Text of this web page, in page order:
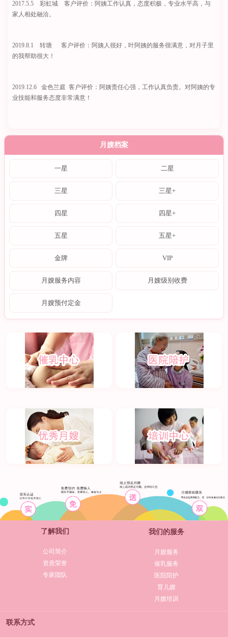
2017.5.5 彩虹城 客户评价：阿姨工作认真，态度积极，专业水平高，与
家人相处融洽。
2019.8.1 转塘 客户评价：阿姨人很好，叶阿姨的服务很满意，对月子里
的我帮助很大！
2019.12.6 金色兰庭 客户评价：阿姨责任心强，工作认真负责。对阿姨的专
业技能和服务态度非常满意！
月嫂档案
一星 二星
三星 三星+
四星 四星+
五星 五星+
金牌 VIP
月嫂服务内容 月嫂级别收费
月嫂预付定金
了解我们
公司简介
资质荣誉
专家团队
我们的服务
月嫂服务
催乳服务
医院陪护
育儿嫂
月嫂培训
联系方式